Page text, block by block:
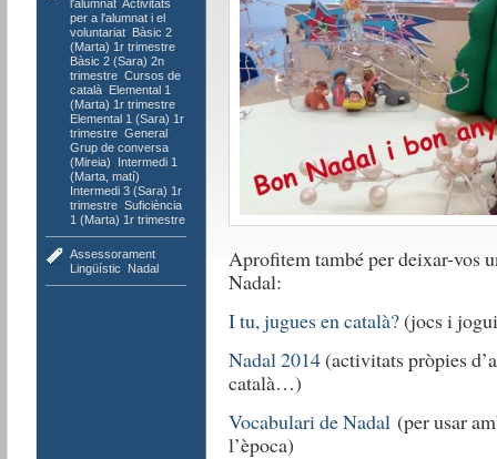
l'alumnat, Activitats
per a l'alumnat i el
voluntariat, Bàsic 2
(Marta) 1r trimestre,
Bàsic 2 (Sara) 2n
trimestre, Cursos de
català, Elemental 1
(Marta) 1r trimestre,
Elemental 1 (Sara) 1r
trimestre, General,
Grup de conversa
(Mireia)
Intermedi 1
(Marta, matí)
Intermedi 3 (Sara) 1r
trimestre, Suficiència
1 (Marta) 1r trimestre
Assessorament
Lingüístic
Nadal
Aprofitem també per deixar-vos
Nadal:
I tu, jugues en català?(jocs i
Nadal 2014(activitats pròpies
català…)
Vocabulari de Nadal (per usar
l’època)